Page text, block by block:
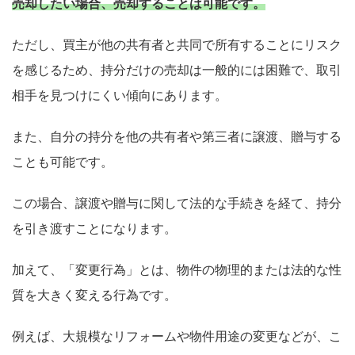
売却したい場合、売却することは可能です。
ただし、買主が他の共有者と共同で所有することにリスク
を感じるため、持分だけの売却は一般的には困難で、取引
相手を見つけにくい傾向にあります。
また、自分の持分を他の共有者や第三者に譲渡、贈与する
ことも可能です。
この場合、譲渡や贈与に関して法的な手続きを経て、持分
を引き渡すことになります。
加えて、「変更行為」とは、物件の物理的または法的な性
質を大きく変える行為です。
例えば、大規模なリフォームや物件用途の変更などが、こ